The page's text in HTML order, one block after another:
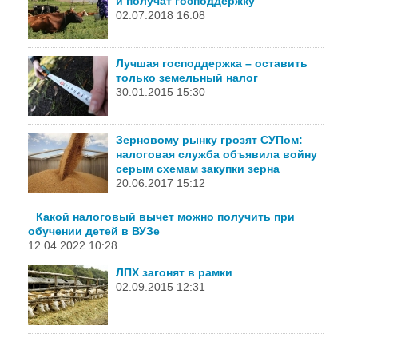
02.07.2018 16:08
Лучшая господдержка – оставить
только земельный налог
30.01.2015 15:30
Зерновому рынку грозят СУПом:
налоговая служба объявила войну
серым схемам закупки зерна
20.06.2017 15:12
Какой налоговый вычет можно получить при
обучении детей в ВУЗе
12.04.2022 10:28
ЛПХ загонят в рамки
02.09.2015 12:31